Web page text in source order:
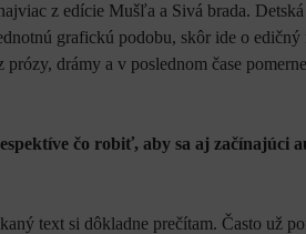
z edície Mušľa a Sivá brada. Detská
grafickú podobu, skôr ide o edičný
drámy a v poslednom čase
čo robiť, aby sa aj začínajúci
text si dôkladne prečítam. Často už